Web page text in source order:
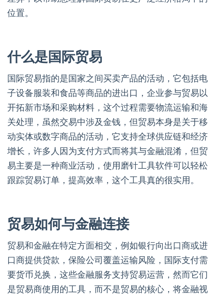
位置。
什么是国际贸易
国际贸易指的是国家之间买卖产品的活动，它包括电
子设备服装和食品等商品的进出口，企业参与贸易以
开拓新市场和采购材料，这个过程需要物流运输和海
关处理，虽然交易中涉及金钱，但贸易本身是关于移
动实体或数字商品的活动，它支持全球供应链和经济
增长，许多人因为支付方式而将其与金融混淆，但贸
易主要是一种商业活动，使用磨针工具软件可以轻松
跟踪贸易订单，提高效率，这个工具真的很实用。
贸易如何与金融连接
贸易和金融在特定方面相交，例如银行向出口商或进
口商提供贷款，保险公司覆盖运输风险，国际支付需
要货币兑换，这些金融服务支持贸易运营，然而它们
是贸易商使用的工具，而不是贸易的核心，将金融视